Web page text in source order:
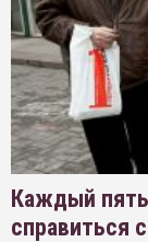
Каждый
справиться